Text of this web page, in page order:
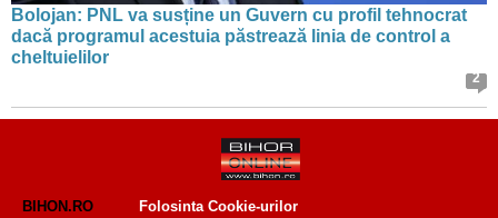
Bolojan: PNL va susține un Guvern cu profil tehnocrat
dacă programul acestuia păstrează linia de control a
cheltuielilor
2
BIHON.RO
Folosinta Cookie-urilor